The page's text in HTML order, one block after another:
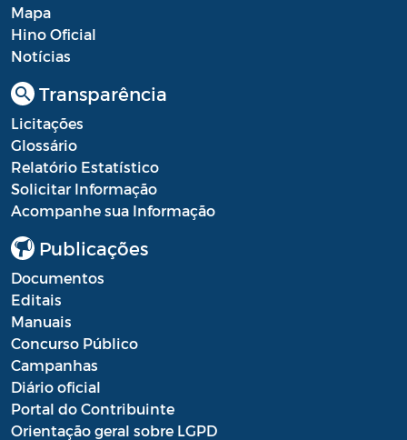
Mapa
Hino Oficial
Notícias
Transparência
Licitações
Glossário
Relatório Estatístico
Solicitar Informação
Acompanhe sua Informação
Publicações
Documentos
Editais
Manuais
Concurso Público
Campanhas
Diário oficial
Portal do Contribuinte
Orientação geral sobre LGPD